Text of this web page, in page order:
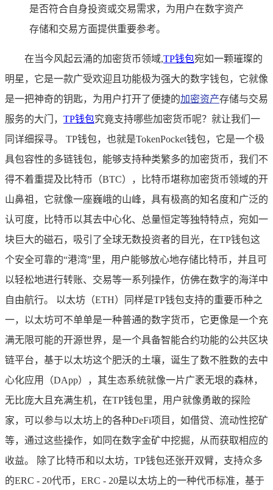
是否符合自身投资或交易需求，为用户在数字资产
存储和交易方面提供重要参考。
在当今风起云涌的加密货币领域,TP钱包宛如一颗璀璨的
明星，它是一款广受欢迎且功能极为强大的数字钱包，它就像
是一把神奇的钥匙，为用户打开了便捷的加密资产存储与交易
服务的大门， TP钱包究竟支持哪些加密货币呢？就让我们一
同详细探寻。 TP钱包，也就是TokenPocket钱包，它是一个极
具包容性的多链钱包，能够支持种类繁多的加密货币，我们不
得不着重提及比特币（BTC），比特币堪称加密货币领域的开
山鼻祖，它就像一座巍峨的山峰，具有极高的知名度和广泛的
认可度，比特币以其去中心化、总量恒定等独特特点，宛如一
块巨大的磁石，吸引了全球无数投资者的目光，在TP钱包这
个安全可靠的“港湾”里，用户能够放心地存储比特币，并且可
以轻松地进行转账、交易等一系列操作，仿佛在数字的海洋中
自由航行。 以太坊（ETH）同样是TP钱包支持的重要币种之
一，以太坊可不单单是一种普通的数字货币，它更像是一个充
满无限可能的开源世界，是一个具备智能合约功能的公共区块
链平台，基于以太坊这个肥沃的土壤，诞生了数不胜数的去中
心化应用（DApp），其生态系统就像一片广袤无垠的森林，
无比庞大且充满生机，在TP钱包里，用户就像勇敢的探险
家，可以参与以太坊上的各种DeFi项目，如借贷、流动性挖矿
等，通过这些操作，如同在数字金矿中挖掘，从而获取相应的
收益。 除了比特币和以太坊，TP钱包还张开双臂，支持众多
的ERC - 20代币，ERC - 20是以太坊上的一种代币标准，基于